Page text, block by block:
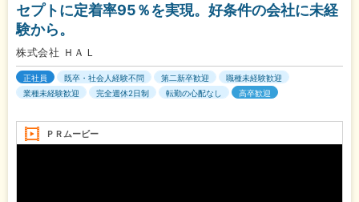
セプトに定着率95％を実現。好条件の会社に未経
験から。
株式会社 ＨＡＬ
正社員 既卒・社会人経験不問 第二新卒歓迎
職種未経験歓迎
業種未経験歓迎
完全週休2日制 転勤の心配なし 高卒歓迎
ＰＲムービー